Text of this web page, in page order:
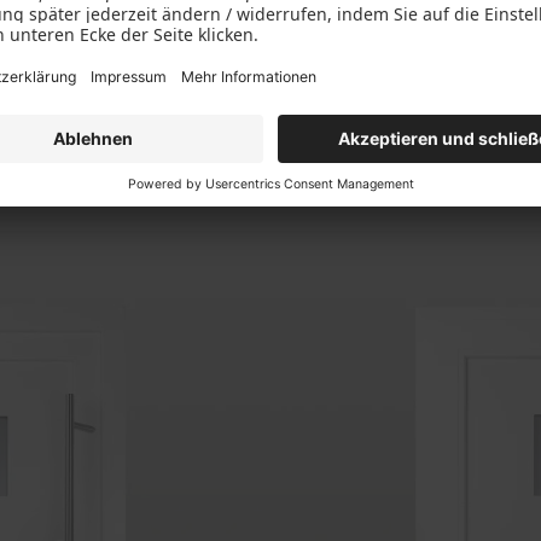
Haustür erfüllt Ihre
Kunststoff Kunststoff-Aluminium